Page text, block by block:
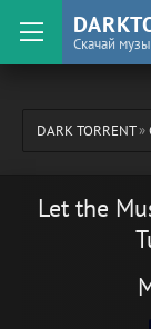
Скачай
DARK TORRENT»
Let the